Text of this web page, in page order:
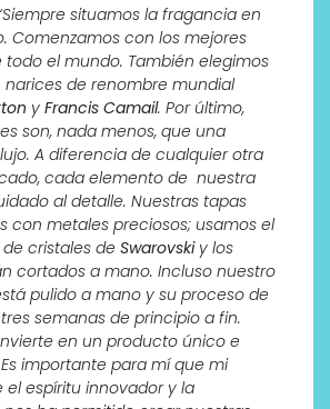
situamos la fragancia en
Comenzamos con los mejores
el mundo. También elegimos
de renombre mundial
y Francis Camail. Por último,
son, nada menos, que una
A diferencia de cualquier otra
cada elemento de nuestra
al detalle. Nuestras tapas
con metales preciosos; usamos el
cristales de Swarovskiy los
cortados a mano. Incluso nuestro
pulido a mano y su proceso de
semanas de principio a fin.
en un producto único e
importante para mí que mi
espíritu innovador y la